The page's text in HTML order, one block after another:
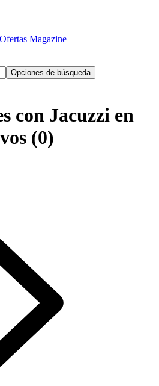
Ofertas Magazine
Opciones de búsqueda
con Jacuzzi en
(0)